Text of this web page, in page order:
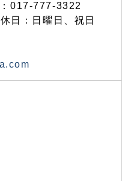
017-777-3322
日：日曜日、祝日